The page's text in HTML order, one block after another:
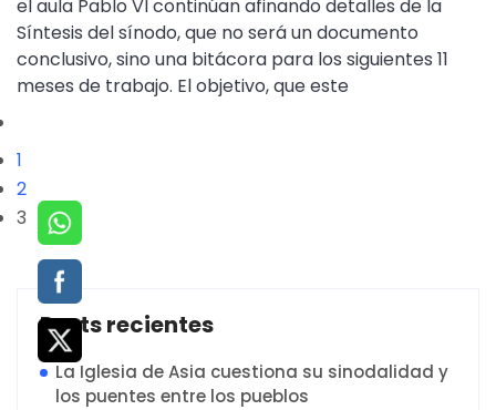
el aula Pablo VI continúan afinando detalles de la
Síntesis del sínodo, que no será un documento
conclusivo, sino una bitácora para los siguientes 11
meses de trabajo. El objetivo, que este
1
2
3
Posts recientes
La Iglesia de Asia cuestiona su sinodalidad y
los puentes entre los pueblos